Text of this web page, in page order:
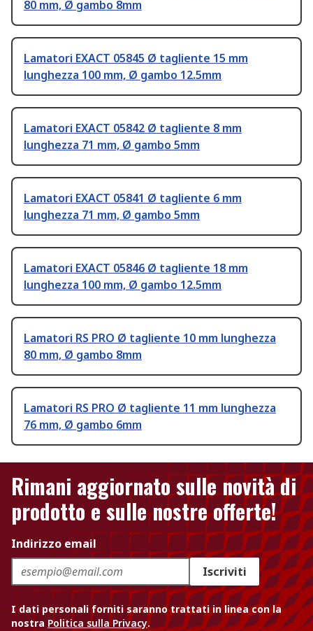
80 mm, Ø gambo 8mm
Lamatori EXACT 05845 Ø tagliente 15 mm
lunghezza 100 mm, Ø gambo 12.5mm
Lamatori EXACT 05842 Ø tagliente 8 mm
lunghezza 71 mm, Ø gambo 5mm
Lamatori EXACT 05841 Ø tagliente 6 mm
lunghezza 71 mm, Ø gambo 5mm
Lamatori EXACT 05846 Ø tagliente 18 mm
lunghezza 100 mm, Ø gambo 12.5mm
Lamatori RS PRO Ø tagliente 10 mm lunghezza
80 mm, Ø gambo 8mm
Lamatori RS PRO Ø tagliente 11 mm lunghezza
76 mm, Ø gambo 6mm
Rimani aggiornato sulle novità di
prodotto e sulle nostre offerte!
Indirizzo email
Iscriviti
I dati personali forniti saranno trattati in linea con la
nostra Politica sulla Privacy.